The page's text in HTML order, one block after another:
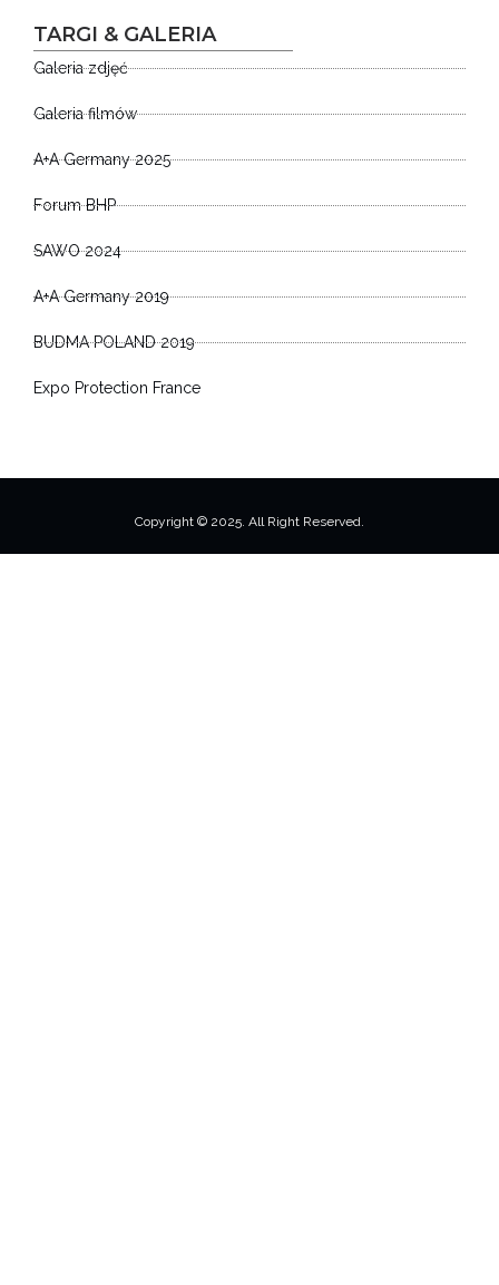
TARGI & GALERIA
Galeria zdjęć
Galeria filmów
A+A Germany 2025
Forum BHP
SAWO 2024
A+A Germany 2019
BUDMA POLAND 2019
Expo Protection France
Copyright © 2025. All Right Reserved.